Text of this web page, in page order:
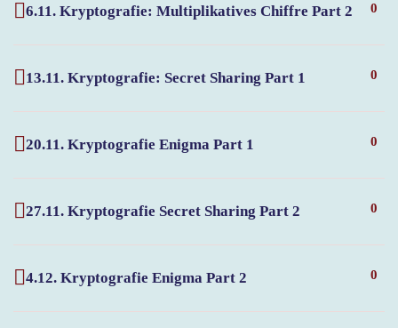
6.11. Kryptografie: Multiplikatives Chiffre Part 2 0
13.11. Kryptografie: Secret Sharing Part 1 0
20.11. Kryptografie Enigma Part 1 0
27.11. Kryptografie Secret Sharing Part 2 0
4.12. Kryptografie Enigma Part 2 0